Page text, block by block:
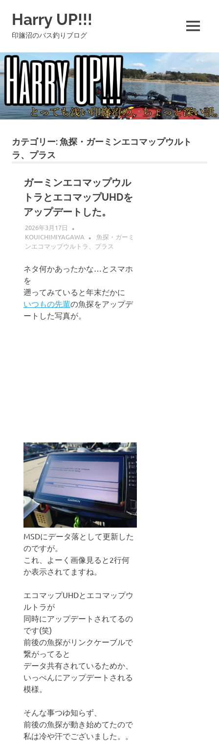
ツ
へ
ス
キ
ッ
プ
Harry UP!!!
印旛沼のバス釣りブログ MENU
カテゴリー:魚探・ガーミンエコマップウルト
ラ、プラス
ガーミンエコマップウル
トラとエコマップUHDを
アップデートした。
2026年3月17日
KOUICHIMIYAGAWA
魚探・ガーミ
ンエコマップウルトラ、プラス
ネタ何かあったかな…とスマホ
を
遡ってみていると年末だかに
いつもの先輩の魚探をアップデ
ートした写真が。
MSDにデータ落として更新した
のですが。
これ、よーく画像見ると2行何
か表示されてますね。
エコマップUHDとエコマップウ
ルトラが
同時にアップデートされてるの
です(笑)
前後の魚探がリンクケーブルで
繋がってると
データ共有されているためか、
いっぺんにアップデートされる
模様。
そんな事つゆ知らず、
前後の魚探が動き始めてたので
私は冷や汗でございました。。